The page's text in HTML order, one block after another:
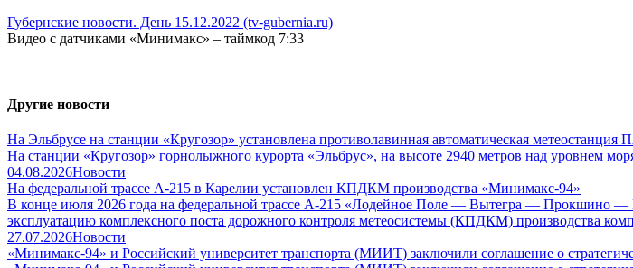
Губернские новости. День 15.12.2022 (tv-gubernia.ru)
Видео с датчиками «Минимакс» – таймкод 7:33
Другие новости
На Эльбрусе на станции «Кругозор» установлена противолавинная автоматическая
На станции «Кругозор» горнолыжного курорта «Эльбрус», на высоте 2940 метров над уровнем
04.08.2026Новости
На федеральной трассе А-215 в Карелии установлен КПДКМ производства «Минимакс-94»
В конце июля 2026 года на федеральной трассе А-215 «Лодейное Поле — Вытегра — Прокшино —
эксплуатацию комплексного поста дорожного контроля метеосистемы (КПДКМ) производства
27.07.2026Новости
«Минимакс-94» и Российский университет транспорта (МИИТ) заключили соглашение о